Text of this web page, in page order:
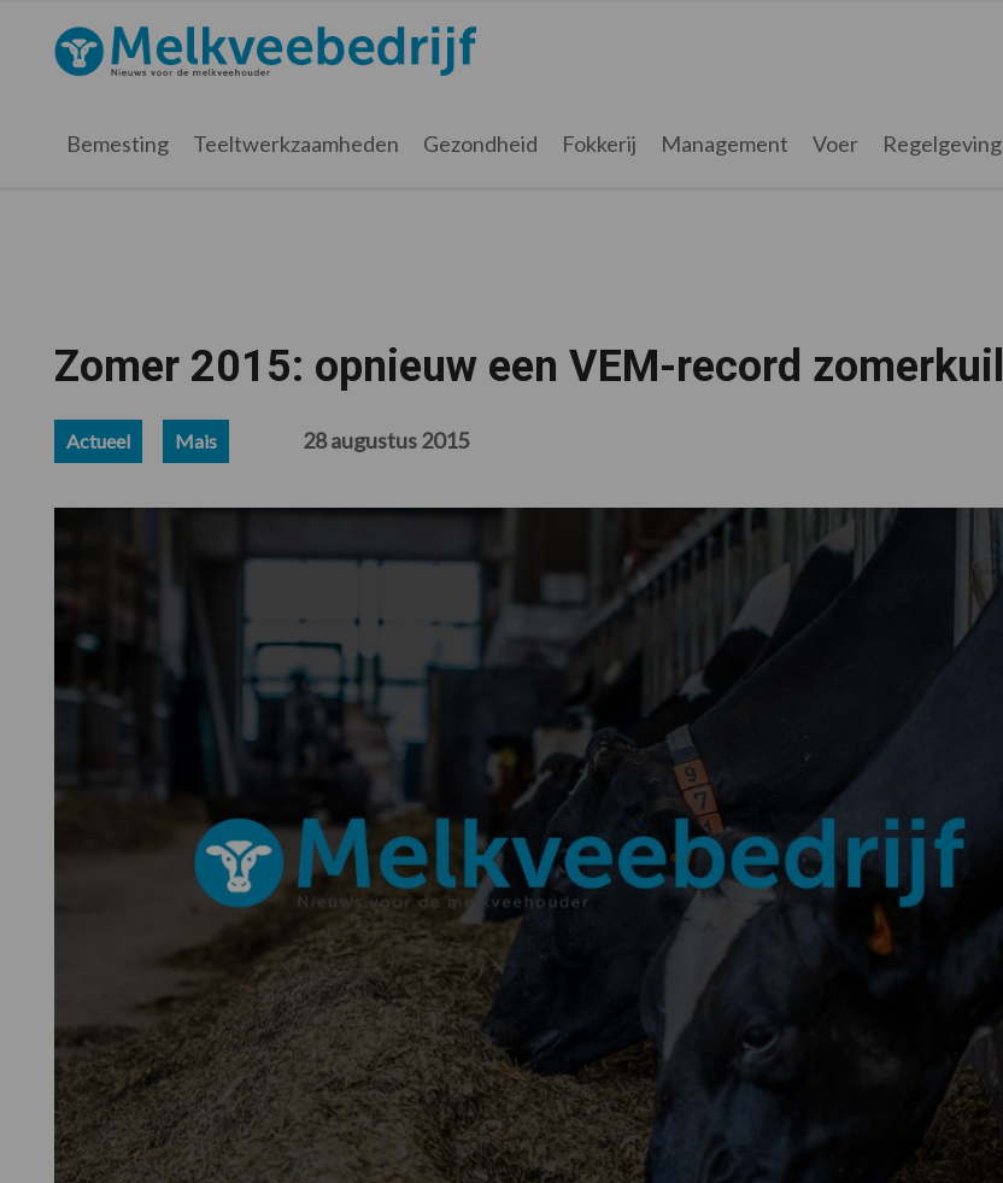
hoofdnavigatie
hoofd
eerste
voettekst
Melkveebedrijf.nl
Bemesting Teeltwerkzaamheden Gezondheid Fokkerij Management Voer Regelgeving
Zomer 2015: opnieuw een VEM-record zomerkuil
Actueel Mais 28 augustus 2015